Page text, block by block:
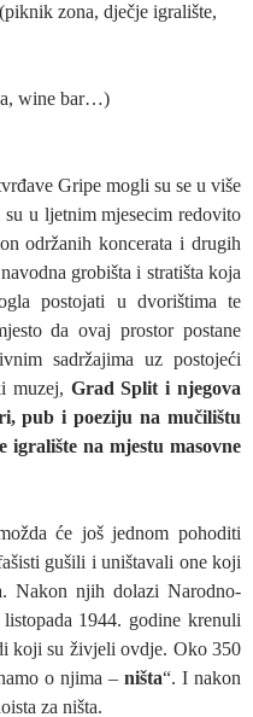
zona, dječje igralište,
wine bar…)
Gripe mogli su se u više
u ljetnim mjesecim redovito
održanih koncerata i drugih
grobišta i stratišta koja
postojati u dvorištima te
da ovaj prostor postane
sadržajima uz postojeći
muzej, Grad Split i njegova
pub i poeziju na mučilištu
na mjestu masovne
će još jednom pohoditi
gušili i uništavali one koji
Nakon njih dolazi Narodno-
1944. godine krenuli
koji su živjeli ovdje. Oko 350
o njima – ništa“. I nakon
za ništa.